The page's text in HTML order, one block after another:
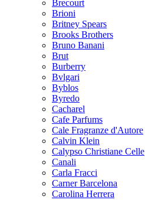
Brecourt
Brioni
Britney Spears
Brooks Brothers
Bruno Banani
Brut
Burberry
Bvlgari
Byblos
Byredo
Cacharel
Cafe Parfums
Cale Fragranze d'Autore
Calvin Klein
Calypso Christiane Celle
Canali
Carla Fracci
Carner Barcelona
Carolina Herrera